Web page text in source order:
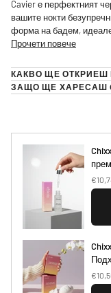
Cavier е перфектният
вашите нокти
форма на бадем,
Прочети повече
КАКВО ЩЕ ОТКРИЕШ
ЗАЩО ЩЕ ХАРЕСАШ